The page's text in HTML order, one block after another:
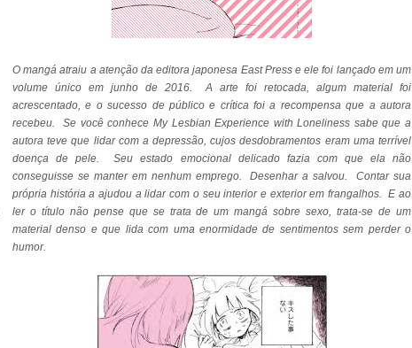
O mangá atraiu a atenção da editora japonesa East Press e ele foi lançado em um
volume único em junho de 2016. A arte foi retocada, algum material foi
acrescentado, e o sucesso de público e crítica foi a recompensa que a autora
recebeu. Se você conhece My Lesbian Experience with Loneliness sabe que a
autora teve que lidar com a depressão, cujos desdobramentos eram uma terrível
doença de pele. Seu estado emocional delicado fazia com que ela não
conseguisse se manter em nenhum emprego. Desenhar a salvou. Contar sua
própria história a ajudou a lidar com o seu interior e exterior em frangalhos. E ao
ler o título não pense que se trata de um mangá sobre sexo, trata-se de um
material denso e que lida com uma enormidade de sentimentos sem perder o
humor.